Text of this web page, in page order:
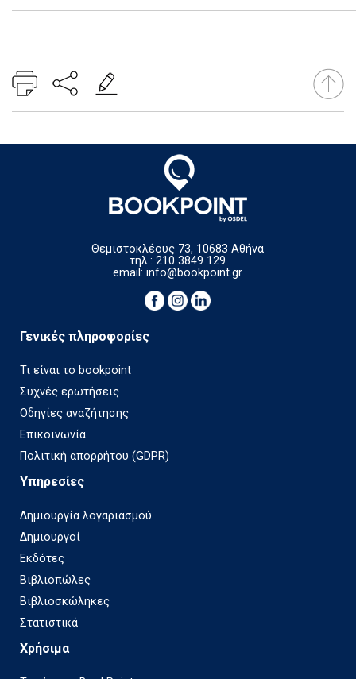
Θεμιστοκλέους 73, 10683 Αθήνα
τηλ.: 210 3849 129
email:info@bookpoint.gr
Γενικές πληροφορίες
Τι είναι το bookpoint
Συχνές ερωτήσεις
Οδηγίες αναζήτησης
Επικοινωνία
Πολιτική απορρήτου (GDPR)
Υπηρεσίες
Δημιουργία λογαριασμού
Δημιουργοί
Εκδότες
Βιβλιοπώλες
Βιβλιοσκώληκες
Στατιστικά
Χρήσιμα